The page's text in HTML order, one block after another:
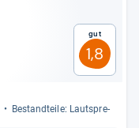
Gut
1,8
Bestand­teile: Laut­spre­